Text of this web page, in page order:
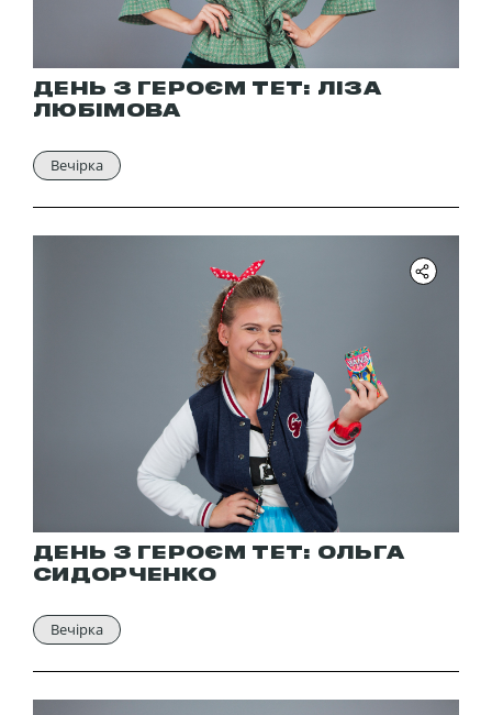
ДЕНЬ З ГЕРОЄМ ТЕТ: ЛІЗА
ЛЮБІМОВА
Вечірка
ДЕНЬ З ГЕРОЄМ ТЕТ: ОЛЬГА
СИДОРЧЕНКО
Вечірка